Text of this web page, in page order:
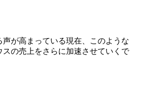
声が高まっている現在、このような
スの売上をさらに加速させていくで